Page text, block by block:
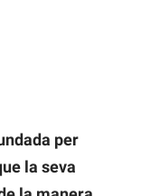
per
la seva